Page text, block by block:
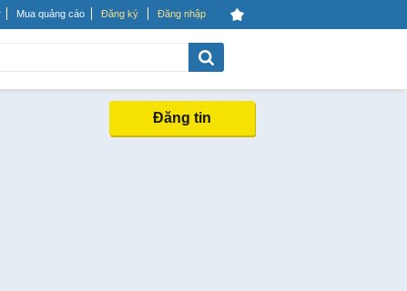
Mua quảng cáo Đăng ký Đăng nhập
Đăng tin